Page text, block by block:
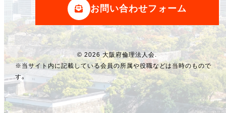
お問い合わせフォーム
© 2026 大阪府倫理法人会.
※当サイト内に記載している会員の所属や役職などは当時のもので
す。